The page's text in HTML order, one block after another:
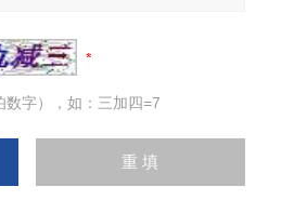
字），如：三加四=7